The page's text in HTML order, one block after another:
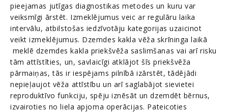
pieejamas jutīgas diagnostikas metodes un kuru var
veiksmīgi ārstēt. Izmeklējumus veic ar regulāru laika
intervālu, atbilstošas iedzīvotāju kategorijas uzaicinot
veikt izmeklējumus. Dzemdes kakla vēža skrīninga laikā
meklē dzemdes kakla priekšvēža saslimšanas vai arī risku
tām attīstīties, un, savlaicīgi atklājot šīs priekšvēža
pārmaiņas, tās ir iespējams pilnībā izārstēt, tādējādi
nepieļaujot vēža attīstību un arī saglabājot sievietei
reproduktīvo funkciju, spēju iznēsāt un dzemdēt bērnus,
izvairoties no liela apjoma operācijas. Pateicoties